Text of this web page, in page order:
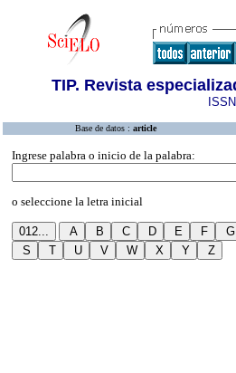
TIP. Revista
Base de datos : article
Ingrese palabra o inicio de la palabra:
o seleccione la letra inicial